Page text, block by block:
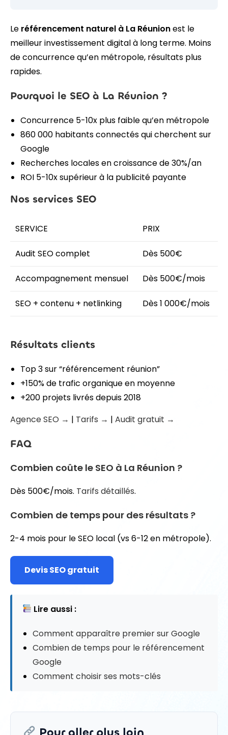
Le référencement naturel à La Réunionest le
meilleur investissement digital à long terme. Moins
de concurrence qu’en métropole, résultats plus
rapides.
Pourquoi le SEO à La Réunion ?
Concurrence 5-10x plus faible qu’en métropole
860 000 habitants connectés qui cherchent sur
Google
Recherches locales en croissance de 30%/an
ROI 5-10x supérieur à la publicité payante
Nos services SEO
SERVICE PRIX
Audit SEO complet Dès 500€
Accompagnement mensuel Dès 500€/mois
SEO + contenu + netlinking Dès 1 000€/mois
Résultats clients
Top 3 sur “référencement réunion”
+150% de trafic organique en moyenne
+200 projets livrés depuis 2018
Agence SEO → | Tarifs → | Audit gratuit →
FAQ
Combien coûte le SEO à La Réunion ?
Dès 500€/mois. Tarifs détaillés.
Combien de temps pour des résultats ?
2-4 mois pour le SEO local (vs 6-12 en métropole).
Devis SEO gratuit
Lire aussi :
Comment apparaître premier sur Google
Combien de temps pour le référencement
Google
Comment choisir ses mots-clés